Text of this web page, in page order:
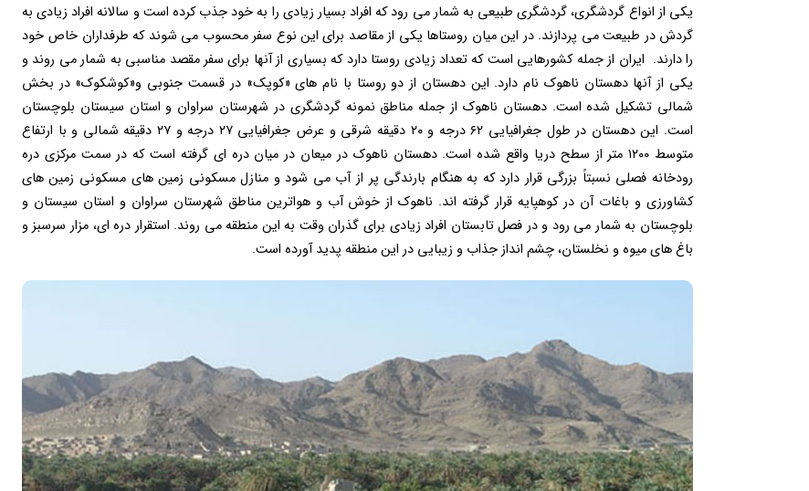
یکی از انواع گردشگری، گردشگری طبیعی به شمار می رود که افراد بسیار زیادی را به خود جذب کرده است و سالانه افراد زیادی به
گردش در طبیعت می پردازند. در این میان روستاها یکی از مقاصد برای این نوع سفر محسوب می شوند که طرفداران خاص خود
را دارند. ایران از جمله کشورهایی است که تعداد زیادی روستا دارد که بسیاری از آنها برای سفر مقصد مناسبی به شمار می روند و
یکی از آنها دهستان ناهوک نام دارد. این دهستان از دو روستا با نام های «کوپک» در قسمت جنوبی و«کوشکوک» در بخش
شمالی تشکیل شده است. دهستان ناهوک از جمله مناطق نمونه گردشگری در شهرستان سراوان و استان سیستان بلوچستان
است. این دهستان در طول جغرافیایی ۶۲ درجه و ۲۰ دقیقه شرقی و عرض جغرافیایی ۲۷ درجه و ۲۷ دقیقه شمالی و با ارتفاع
متوسط ۱۲۰۰ متر از سطح دریا واقع شده است. دهستان ناهوک در میعان در میان دره ای گرفته است که در سمت مرکزی دره
رودخانه فصلی نسبتاً بزرگی قرار دارد که به هنگام بارندگی پر از آب می شود و منازل مسکونی زمین های مسکونی زمین های
کشاورزی و باغات آن در کوهپایه قرار گرفته اند. ناهوک از خوش آب و هواترین مناطق شهرستان سراوان و استان سیستان و
بلوچستان به شمار می رود و در فصل تابستان افراد زیادی برای گذران وقت به این منطقه می روند. استقرار دره ای، مزار سرسبز و
باغ های میوه و نخلستان، چشم انداز جذاب و زیبایی در این منطقه پدید آورده است.